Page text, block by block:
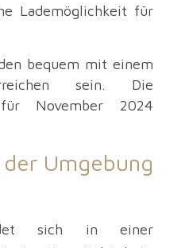
Lademöglichkeit für
bequem mit einem
sein. Die
November 2024
Umgebung
sich in einer